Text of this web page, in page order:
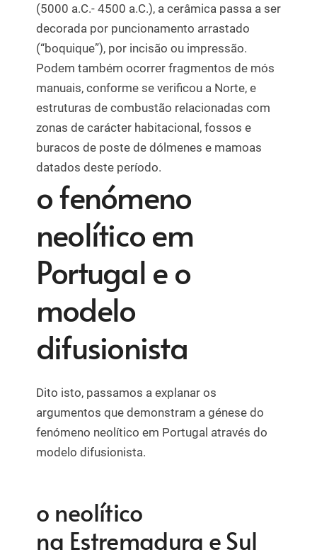
(5000 a.C.- 4500 a.C.), a cerâmica passa a ser
decorada por puncionamento arrastado
(“boquique”), por incisão ou impressão.
Podem também ocorrer fragmentos de mós
manuais, conforme se verificou a Norte, e
estruturas de combustão relacionadas com
zonas de carácter habitacional, fossos e
buracos de poste de dólmenes e mamoas
datados deste período.
o fenómeno
neolítico em
Portugal e o
modelo
difusionista
Dito isto, passamos a explanar os
argumentos que demonstram a génese do
fenómeno neolítico em Portugal através do
modelo difusionista.
o neolítico
na Estremadura e Sul